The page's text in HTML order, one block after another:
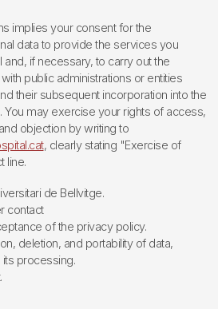
implies your consent for the
data to provide the services you
if necessary, to carry out the
public administrations or entities
their subsequent incorporation into the
You may exercise your rights of access,
objection by writing to
, clearly stating "Exercise of
line.
de Bellvitge.
contact
of the privacy policy.
deletion, and portability of data,
its processing.